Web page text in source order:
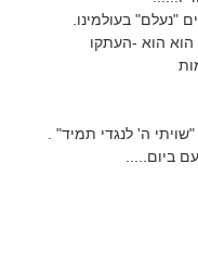
בעולמינו.
הוא -העתקו
ה' לנגדי תמיד" .